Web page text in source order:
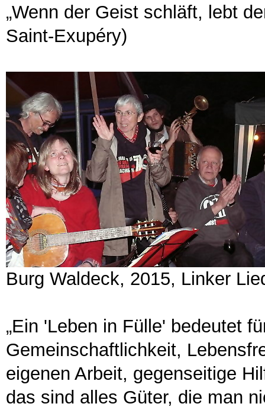
„Wenn der Geist schläft, lebt
Saint-Exupéry)
Burg Waldeck, 2015, Linker
„Ein 'Leben in Fülle' bedeutet
Gemeinschaftlichkeit,
eigenen Arbeit, gegenseitige
das sind alles Güter, die man